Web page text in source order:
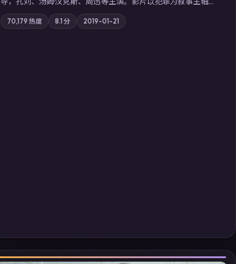
边境小镇的平静被一封匿名信彻底打破；摄影与配乐强化地域气
质；站内亦可通过「国产免费观看高清电视剧在线看」延展检索
70,179 热度 8.1 分 2019-01-21